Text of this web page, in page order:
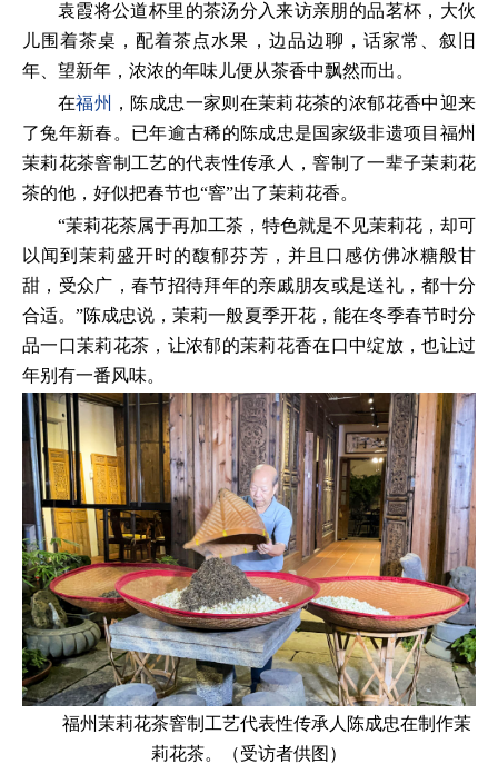
袁霞将公道杯里的茶汤分入来访亲朋的品茗杯，大伙
儿围着茶桌，配着茶点水果，边品边聊，话家常、叙旧
年、望新年，浓浓的年味儿便从茶香中飘然而出。
在福州 ，陈成忠一家则在茉莉花茶的浓郁花香中迎来
了兔年新春。已年逾古稀的陈成忠是国家级非遗项目福州
茉莉花茶窨制工艺的代表性传承人，窨制了一辈子茉莉花
茶的他，好似把春节也“窨”出了茉莉花香。
“茉莉花茶属于再加工茶，特色就是不见茉莉花，却可
以闻到茉莉盛开时的馥郁芬芳，并且口感仿佛冰糖般甘
甜，受众广，春节招待拜年的亲戚朋友或是送礼，都十分
合适。”陈成忠说，茉莉一般夏季开花，能在冬季春节时分
品一口茉莉花茶，让浓郁的茉莉花香在口中绽放，也让过
年别有一番风味。
福州茉莉花茶窨制工艺代表性传承人陈成忠在制作茉
莉花茶。（受访者供图）